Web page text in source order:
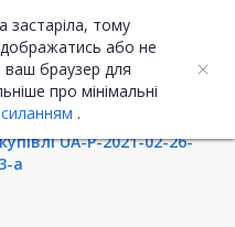
застаріла, тому
або не
ваш браузер для
про мінімальні
.
UA ENG
закупівлю
UA-P-2021-02-26-
a